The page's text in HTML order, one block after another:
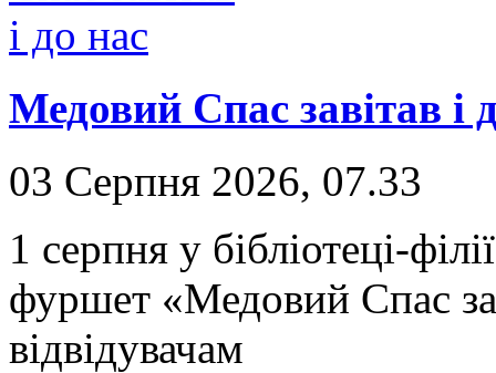
Медовий Спас завітав і
03 Серпня 2026, 07.33
1 серпня у бібліотеці-
фуршет «Медовий Спас
відвідувачам